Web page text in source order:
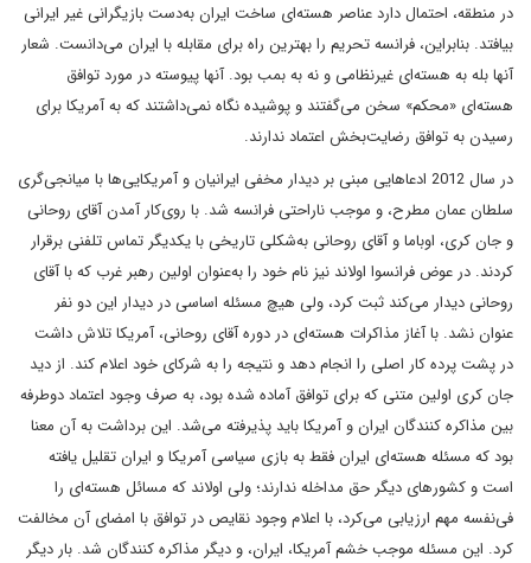
در منطقه، احتمال دارد عناصر هسته‌ای ساخت ایران به‌دست بازیگرانی غیر ایرانی
بیافتد. بنابراین، فرانسه تحریم را بهترین راه برای مقابله با ایران می‌دانست. شعار
آنها بله به هسته‌ای غیرنظامی و نه به بمب بود. آنها پیوسته در مورد توافق
هسته‌ای «محکم» سخن می‌گفتند و پوشیده نگاه نمی‌داشتند که به آمریکا برای
رسیدن به توافق رضایت‌بخش اعتماد ندارند.
در سال 2012 ادعاهایی مبنی بر دیدار مخفی ایرانیان و آمریکایی‌ها با میانجی‌گری
سلطان عمان مطرح، و موجب ناراحتی فرانسه شد. با روی‌کار آمدن آقای روحانی
و جان کری، اوباما و آقای روحانی به‌شکلی تاریخی با یکدیگر تماس تلفنی برقرار
کردند. در عوض فرانسوا اولاند نیز نام خود را به‌عنوان اولین رهبر غرب که با آقای
روحانی دیدار می‌کند ثبت کرد، ولی هیچ مسئله اساسی در دیدار این دو نفر
عنوان نشد. با آغاز مذاکرات هسته‌ای در دوره آقای روحانی، آمریکا تلاش داشت
در پشت پرده کار اصلی را انجام دهد و نتیجه را به شرکای خود اعلام کند. از دید
جان کری اولین متنی که برای توافق آماده شده بود، به صرف وجود اعتماد دوطرفه
بین مذاکره کنندگان ایران و آمریکا باید پذیرفته می‌شد. این برداشت به آن‌ معنا
بود که مسئله هسته‌ای ایران فقط به بازی سیاسی آمریکا و ایران تقلیل یافته
است و کشورهای دیگر حق مداخله ندارند؛ ولی اولاند که مسائل هسته‌ای را
فی‌نفسه مهم ارزیابی می‌کرد، با اعلام وجود نقایص در توافق با امضای آن مخالفت
کرد. این مسئله موجب خشم آمریکا،‌ ایران، و دیگر مذاکره کنندگان شد. بار دیگر